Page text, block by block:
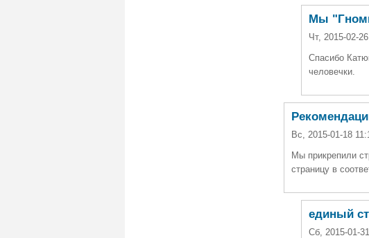
Мы
Чт, 2015-02-
Спасибо
человечки.
Вс, 2015-01-18
Мы прикрепили
страницу в
единый
Сб, 2015-01-